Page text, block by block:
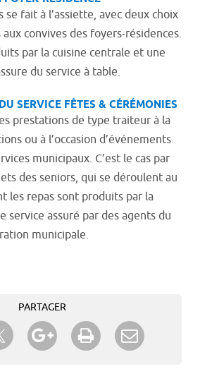
se fait à l’assiette, avec deux choix
convives des foyers-résidences.
par la cuisine centrale et une
du service à table.
SERVICE FÊTES & CÉRÉMONIES
prestations de type traiteur à la
ou à l’occasion d’événements
municipaux. C’est le cas par
des seniors, qui se déroulent au
les repas sont produits par la
service assuré par des agents du
municipale.
PARTAGER
sur Facebook
Partager sur TwitterPartager sur Google+
Imprimer